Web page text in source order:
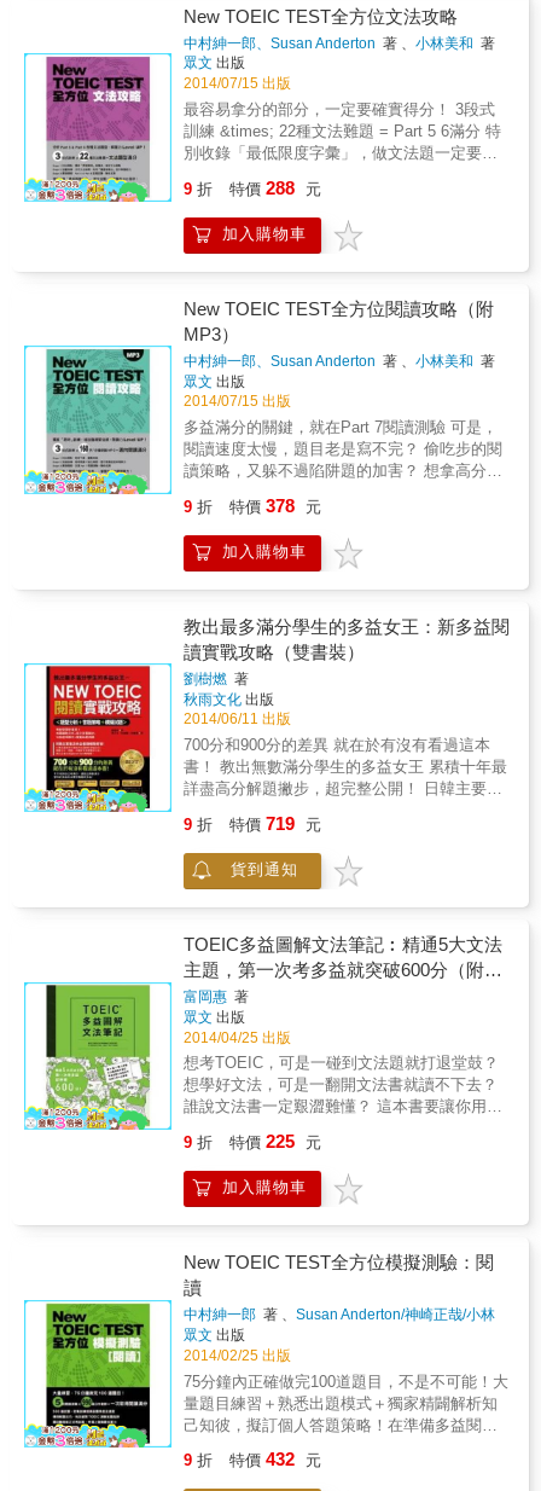
詳實。藉由書與MP3的雙重火力，您除了可以
反覆培養考試臨場感，更可以無限次複習標準
回答範例，從中培養語感，實力進步快速又有
效率！
&rarr;習慣考試題型的練習（ ）」等四個部分
構成。利用這樣的學習方式，可以循序漸進地
閱讀理解英文文章。此外，如同前述，Part 7
的問題是以「尋找答案」為中心，所以先看題
目來得知要尋找的內容為何是解題的重點。也
因此，本書中的練習題是先題目後文章的方式
編排。在正式應考時也是一樣，請先瀏覽題
目，再看文章內容。
New TOEIC TEST全方位文法攻略
中村紳一郎、Susan Anderton 著 、小林美和 著
眾文 出版
2014/07/15 出版
最容易拿分的部分，一定要確實得分！ 3段式
訓練 &times; 22種文法難題 = Part 5 6滿分 特
別收錄「最低限度字彙」，做文法題一定要懂
TOEIC的文法測驗 (Part 5 6) 依難易度而言應
該是最容易得分的部分，但實際情況卻是考生
在時間的壓力下自亂陣腳，或落入考題陷阱，
定的規則可循。考生只要徹底理解文法觀念並
掌握出題類型，就可以在緊迫的答題時間內從
容應答，奪下最容易取得的分數！ 3階段訓
練，目標Part 5 6滿分！ 本書收錄TOEIC常考
的22種文法題型，考生先從Stage 1找出自己的
「文法弱點」，接著透過Stage 2的「雙重檢驗
法」針對弱點加強，最後在Stage 3的「模擬測
驗」測試考前文法實力！其中「雙重檢驗法」
旨在幫助考生提升文法觀念，熟記22種頻考的
文法重點，達到作答時見招拆招，在緊迫的答
重點與題型，提升解題能力！ Part 5 6要取得
高分，除了字彙能力以外，考生一定要有清楚
的文法觀念。以下面這個試題為例： The
reasonable, but they have decided not to
______ to the proposal. (A) authorize& (B)
accept& (C) agree& (D) appeal 潛在客戶說我
們的報價看起來合理，但他們已經決定否決這
個提案。 根據句意，考生可能會覺得 (A)
authorize（授權）、(B) accept（接受）和 (C)
agree（同意）三個選項都合理，但如果考生有
清楚的文法觀念，知道authorize和accept是及
選 (C)。 作者強調考生應具備清楚的文法觀
結構」等22種TOEIC頻考文法類型，徹底分析
每一題的文法結構，幫助考生掌握題目類型、
徹底理解文法重點，提高作答能力。 360道
題，全面戰勝文法題！ 全書共收錄360道文法
題，相當於七回TOEIC正式測驗的文法試題，
透過大量練習，學習有效率的解題方式，完全
洞悉出題規則，全面戰勝文法題！ New TOEIC
TEST「全方位攻略」系列包括《全方位模考攻
略》、《全方位聽力攻略》、《全方位文法攻
略》、《全方位閱讀攻略》四本書。本系列最
大特色在於：透過作者 獨家診斷每位考生的弱
點，再針對個別弱項，重點加強，短時間內提
升英文實力，強化解題技巧！本書由日本權威
多益名校Essence English School三位TOEIC
990滿分教師共同執筆。作者群定期進場應考，
分析出題趨勢，並搭配校內獨家訓練法，編寫
9 折 特價 288 元
加入購物車
New TOEIC TEST全方位閱讀攻略（附
MP3）
中村紳一郎、Susan Anderton 著 、小林美和 著
眾文 出版
2014/07/15 出版
多益滿分的關鍵，就在Part 7閱讀測驗 可是，
閱讀速度太慢，題目老是寫不完？ 偷吃步的閱
讀策略，又躲不過陷阱題的加害？ 想拿高分沒
才是王道！ 本書獨家「限時閱讀+ 3段式訓
練」，讓閱讀力全面進化！ TOEIC閱讀測驗的
作答時間總計75分鐘，扣除Part 5和Part 6的答
度才能完全掌握Part 7！本書提供獨家「限時閱
讀」訓練搭配朗讀MP3，同時透過「實力檢測
&rarr;閱讀訓練&rarr;模擬測驗」的3段式訓練，
協助考生打穩閱讀根基，用最堅強的實力搶下
Part 7滿分！ 限時閱讀訓練，Part 7滿分關鍵
取得Part 7滿分的黃金閱讀速度為每分鐘160
字，42分鐘做完所有考題。本書以此標準設定
每組文章的答題時間，增加臨場緊迫感，閱讀
速度大躍進！ 3段式訓練，穩紮穩打 Stage 1先
做「實力檢測」找出弱點，接著透過Stage 2的
以Stage 3的「模擬測驗」檢視訓練成果與考試
實力，透過全方位的完整訓練，鍛鍊紮實的閱
讀力！ 朗讀MP3，同步提升閱讀力與聽力 本書
字的速度錄製，跟著MP3閱讀文章，可自然而
然訓練閱讀速度，同時增進聽力，一舉兩得！
「閱讀力指標分析表」，掌握自己的閱讀實
力！ Part 7滿分的目標有賴「閱讀速度」和
「理解力」雙雙提升才能達成。本書特別設計
「閱讀力指標表」，透過閱讀速度X答對率得到
的指標分數，協助考生掌握自己的閱 讀實力。
如果指標超過125，表示已經具備拿到900分的
分之路邁進！ 「全方位攻略」系列包括《全方
位模考攻略》、《全方位聽力攻略》、《全方
位文法攻略》、《全方位閱讀攻略》四本書。
本系列最大特色在：透過作者獨家診 斷每位考
生的弱點，再針對個別弱項，重點加強，短時
間提升英文實力，加強解題技巧！本書由日本
權威多益名校Essence English School 三位
TOEIC 990滿分教師的共同著作。作者群以定
期進場應考，分析出題趨勢，並搭配校內獨家
訓練法，編寫出以藍色、金色證書為目標的應
考教材！
9 折 特價 378 元
加入購物車
教出最多滿分學生的多益女王：新多益閱
讀實戰攻略（雙書裝）
劉樹燃 著
秋雨文化 出版
2014/06/11 出版
700分和900分的差異 就在於有沒有看過這本
書！ 教出無數滿分學生的多益女王 累積十年最
詳盡高分解題撇步，超完整公開！ 日韓主要書
生選擇的多益女王！ 稱霸日本、韓國、中國語
言學習書排行榜！ 滿分必看的多益know how戰
略書！ 「如果你需要多益分數，而且要藉由它
的全部。」---劉樹燃老師說 考前學習計畫表 +
考題趨勢分析 + 高分答題撇步 + 句型選項解析
+ 模擬試題測驗 5大高分撇步& 超越700分 補習
街實戰班教材，900分以上滿分秘訣原封不動大
公開！ 細分各類必考題型，依照句型不同、測
驗方向不同，清楚分類多益常見考題，提供最
精華、實用的解題技巧，1500名考生見證，測
試有效！ 100％反映最新多益考試趨勢！ 完整
剖析各類題型的出題比例與答題技巧！哪些字
彙和文法必考，而這些必考內容會怎麼出題？
是陷阱，一定要小 心再小心？從基礎到實戰演
練，與正式測驗99%相似的各種難易程度例
題，收錄近2000題的閱讀例題與考古題，超完
題解析！ 徹底分析題目類型並且有系統、有邏
輯、有策略地一一解題。哪些選項可以刪除，
為什麼刪除，剩下的選項該怎麼選擇。一步一
步分析解題脈絡，正確答案與錯誤答案逐一檢
視，明確分析易混淆或被誤導的選項！一邊看
解題分析，一邊檢視自己的解題方式，幫助考
生理解為何卡關！ 由淺入深，比我更了解自己
哪裡不懂的多益參考書！ 多益測驗的Ａ到Ｚ，
基礎多益題型開始練習，逐步增加難度。先以
基本題型加強實力，再帶入偏難加分題累積分
9 折 特價 719 元
貨到通知
TOEIC多益圖解文法筆記︰精通5大文法
主題，第一次考多益就突破600分（附
MP3）
富岡惠 著
眾文 出版
2014/04/25 出版
想考TOEIC，可是一碰到文法題就打退堂鼓？
想學好文法，可是一翻開文法書就讀不下去？
誰說文法書一定艱澀難懂？ 這本書要讓你用讀
TOEIC就突破600分的指標分數！ 想考好
TOEIC，一定得把文法學好！否則光是PART
5「單句填空」就困難重重，更別說要看懂句構
備起，乾脆放棄。本 書就是要打破文法艱澀難
懂的迷思！作者以上課筆記的形式扼要解說每
一個文法概念，並搭配幽默的插圖協助考生理
解易混淆的觀念。每單元提供豐富的習題和模
擬 試題，搭配MP3，幫助考生運用多重感官，
遵循「讀&rarr;寫&rarr;聽」三步驟，短時間內
就能打穩文法基礎。讀完這本筆記書，不但第
一次考TOEIC就能突破600 分大關，而且能徹
底掌握基礎文法，英文實力大躍進！ 筆記式解
說，一本書就弄懂重要文法 本書涵蓋最基礎的
9 折 特價 225 元
加入購物車
New TOEIC TEST全方位模擬測驗：閱
讀
中村紳一郎 著 、Susan Anderton/神崎正哉/小林
著
眾文 出版
2014/02/25 出版
75分鐘內正確做完100道題目，不是不可能！大
量題目練習＋熟悉出題模式＋獨家精闢解析知
己知彼，擬訂個人答題策略！在準備多益閱讀
間太短，根本來不及寫完閱讀能力弱，想多做
9 折 特價 432 元